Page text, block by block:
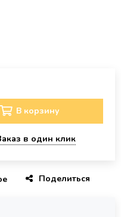
В корзину
в один клик
Поделиться